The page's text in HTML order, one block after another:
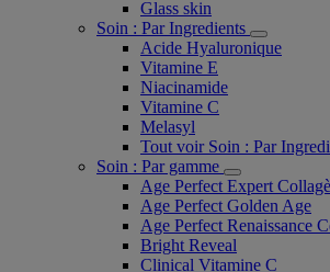
Glass skin
Soin : Par Ingredients
Acide Hyaluronique
Vitamine E
Niacinamide
Vitamine C
Melasyl
Tout voir Soin : Par
Soin : Par gamme
Age Perfect Expert
Age Perfect Golden Age
Age Perfect Renaissance
Bright Reveal
Clinical Vitamine C